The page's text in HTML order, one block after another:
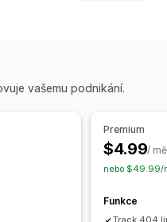
vašemu podnikání.
Premium
$4.99/
nebo $49.99/
Funkce